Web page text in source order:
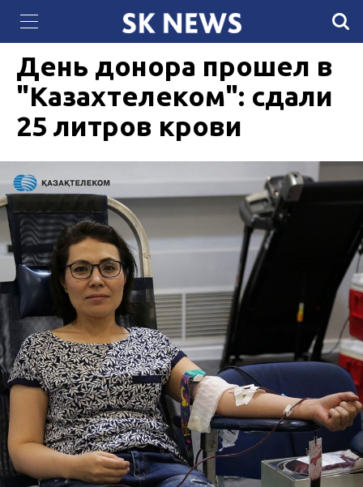
QazCloud расширил мощности дата-центра
для задач искусственного интеллекта
01 АВГУСТА 08:21 900
День донора прошел в
"Казахтелеком": сдали
25 литров крови